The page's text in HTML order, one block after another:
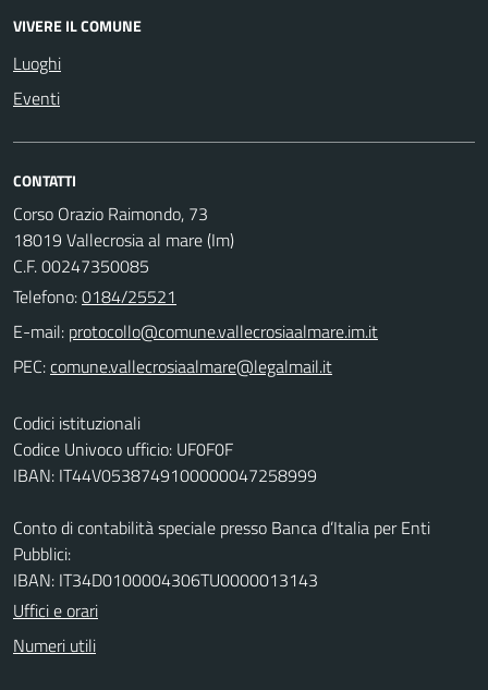
VIVERE IL COMUNE
Luoghi
Eventi
CONTATTI
Corso Orazio Raimondo, 73
18019 Vallecrosia al mare (Im)
C.F. 00247350085
Telefono:0184/25521
E-mail:
PEC:
Codici istituzionali
Codice Univoco ufficio: UF0F0F
IBAN: IT44V0538749100000047258999
Conto di contabilità speciale presso Banca d’Italia per Enti
Pubblici:
IBAN: IT34D0100004306TU0000013143
Uffici e orari
Numeri utili